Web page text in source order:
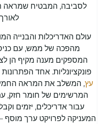
לסביבה, המבטיח שמראה
עולם האדריכלות והבנייה
מהפכה של ממש, עם
המספקים מענה מקיף הן
פונקציונליות. אחד
עץ, המשלב את המראה החמים
המרשימים של חומר חזק,
עבור אדריכלים, יזמים
המעניקה לפרויקט ערך מוסף